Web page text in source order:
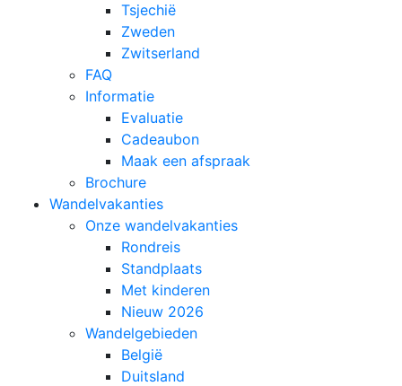
Tsjechië
Zweden
Zwitserland
FAQ
Informatie
Evaluatie
Cadeaubon
Maak een afspraak
Brochure
Wandelvakanties
Onze wandelvakanties
Rondreis
Standplaats
Met kinderen
Nieuw 2026
Wandelgebieden
België
Duitsland